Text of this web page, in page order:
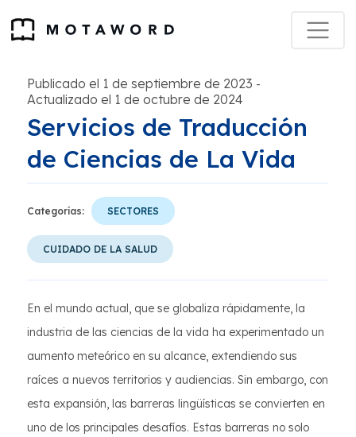
Publicado el 1 de septiembre de 2023 -
Actualizado el 1 de octubre de 2024
Servicios de Traducción
de Ciencias de La Vida
Categorías: SECTORES
CUIDADO DE LA SALUD
En el mundo actual, que se globaliza rápidamente, la
industria de las ciencias de la vida ha experimentado un
aumento meteórico en su alcance, extendiendo sus
raíces a nuevos territorios y audiencias. Sin embargo, con
esta expansión, las barreras lingüísticas se convierten en
uno de los principales desafíos. Estas barreras no solo